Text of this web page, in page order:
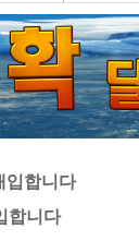
합니다
니다